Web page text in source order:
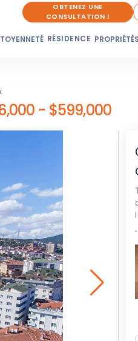
OBTENEZ UNE
CONSULTATION !
RÉSIDENCE PROPRIÉTÉS
- $599,000